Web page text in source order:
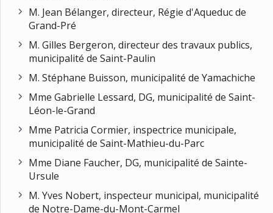
M. Jean Bélanger, directeur, Régie d'Aqueduc de
Grand-Pré
M. Gilles Bergeron, directeur des travaux publics,
municipalité de Saint-Paulin
M. Stéphane Buisson, municipalité de Yamachiche
Mme Gabrielle Lessard, DG, municipalité de Saint-
Léon-le-Grand
Mme Patricia Cormier, inspectrice municipale,
municipalité de Saint-Mathieu-du-Parc
Mme Diane Faucher, DG, municipalité de Sainte-
Ursule
M. Yves Nobert, inspecteur municipal, municipalité
de Notre-Dame-du-Mont-Carmel